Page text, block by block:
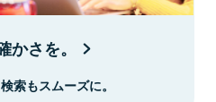
さを。
索もスムーズに。